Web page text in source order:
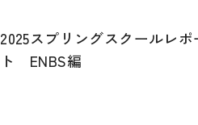
2025スプリングスクールレポ
ト ENBS編